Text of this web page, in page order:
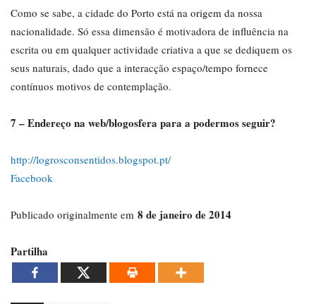
Como se sabe, a cidade do Porto está na origem da nossa
nacionalidade. Só essa dimensão é motivadora de influência na
escrita ou em qualquer actividade criativa a que se dediquem os
seus naturais, dado que a interacção espaço/tempo fornece
contínuos motivos de contemplação.
7 – Endereço na web/blogosfera para a podermos seguir?
http://logrosconsentidos.blogspot.pt/
Facebook
Publicado originalmente em 8 de janeiro de 2014
Partilha